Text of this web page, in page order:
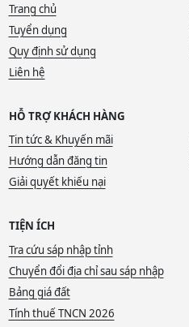
Trang chủ
Tuyển dụng
Quy định sử dụng
Liên hệ
HỖ TRỢ KHÁCH HÀNG
Tin tức & Khuyến mãi
Hướng dẫn đăng tin
Giải quyết khiếu nại
TIỆN ÍCH
Tra cứu sáp nhập tỉnh
Chuyển đổi địa chỉ sau sáp nhập
Bảng giá đất
Tính thuế TNCN 2026